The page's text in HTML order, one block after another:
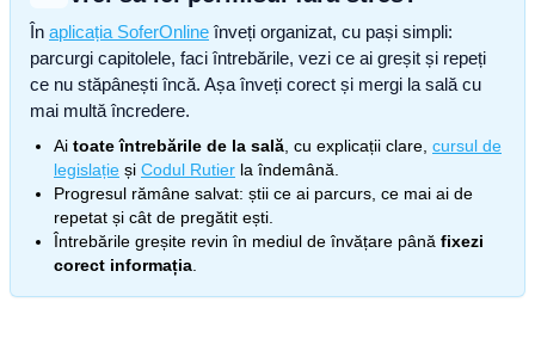
În aplicația SoferOnline înveți organizat, cu pași simpli:
parcurgi capitolele, faci întrebările, vezi ce ai greșit și repeți
ce nu stăpânești încă. Așa înveți corect și mergi la sală cu
mai multă încredere.
Ai toate întrebările de la sală , cu explicații clare, cursul de
legislație și Codul Rutier la îndemână.
Progresul rămâne salvat: știi ce ai parcurs, ce mai ai de
repetat și cât de pregătit ești.
Întrebările greșite revin în mediul de învățare până fixezi
corect informația